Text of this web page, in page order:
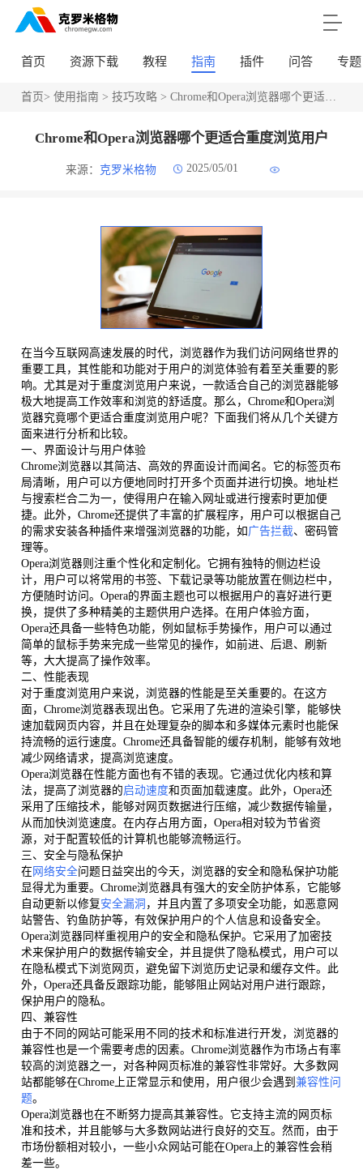
首页 资源下载 教程 指南 插件 问答 专题
首页> 使用指南 > 技巧攻略> Chrome和Opera浏览器哪个更适合重度浏览用户
Chrome和Opera浏览器哪个更适合重度浏览用户
来源： 克罗米格物 2025/05/01
在当今互联网高速发展的时代，浏览器作为我们访问网络世界的
重要工具，其性能和功能对于用户的浏览体验有着至关重要的影
响。尤其是对于重度浏览用户来说，一款适合自己的浏览器能够
极大地提高工作效率和浏览的舒适度。那么，Chrome和Opera浏
览器究竟哪个更适合重度浏览用户呢？下面我们将从几个关键方
面来进行分析和比较。
一、界面设计与用户体验
Chrome浏览器以其简洁、高效的界面设计而闻名。它的标签页布
局清晰，用户可以方便地同时打开多个页面并进行切换。地址栏
与搜索栏合二为一，使得用户在输入网址或进行搜索时更加便
捷。此外，Chrome还提供了丰富的扩展程序，用户可以根据自己
的需求安装各种插件来增强浏览器的功能，如广告拦截、密码管
理等。
Opera浏览器则注重个性化和定制化。它拥有独特的侧边栏设
计，用户可以将常用的书签、下载记录等功能放置在侧边栏中，
方便随时访问。Opera的界面主题也可以根据用户的喜好进行更
换，提供了多种精美的主题供用户选择。在用户体验方面，
Opera还具备一些特色功能，例如鼠标手势操作，用户可以通过
简单的鼠标手势来完成一些常见的操作，如前进、后退、刷新
等，大大提高了操作效率。
二、性能表现
对于重度浏览用户来说，浏览器的性能是至关重要的。在这方
面，Chrome浏览器表现出色。它采用了先进的渲染引擎，能够快
速加载网页内容，并且在处理复杂的脚本和多媒体元素时也能保
持流畅的运行速度。Chrome还具备智能的缓存机制，能够有效地
减少网络请求，提高浏览速度。
Opera浏览器在性能方面也有不错的表现。它通过优化内核和算
法，提高了浏览器的启动速度和页面加载速度。此外，Opera还
采用了压缩技术，能够对网页数据进行压缩，减少数据传输量，
从而加快浏览速度。在内存占用方面，Opera相对较为节省资
源，对于配置较低的计算机也能够流畅运行。
三、安全与隐私保护
在 网络安全问题日益突出的今天，浏览器的安全和隐私保护功能
显得尤为重要。Chrome浏览器具有强大的安全防护体系，它能够
自动更新以修复安全漏洞 ，并且内置了多项安全功能，如恶意网
站警告、钓鱼防护等，有效保护用户的个人信息和设备安全。
Opera浏览器同样重视用户的安全和隐私保护。它采用了加密技
术来保护用户的数据传输安全，并且提供了隐私模式，用户可以
在隐私模式下浏览网页，避免留下浏览历史记录和缓存文件。此
外，Opera还具备反跟踪功能，能够阻止网站对用户进行跟踪，
保护用户的隐私。
四、兼容性
由于不同的网站可能采用不同的技术和标准进行开发，浏览器的
兼容性也是一个需要考虑的因素。Chrome浏览器作为市场占有率
较高的浏览器之一，对各种网页标准的兼容性非常好。大多数网
站都能够在Chrome上正常显示和使用，用户很少会遇到 兼容性问
题。
Opera浏览器也在不断努力提高其兼容性。它支持主流的网页标
准和技术，并且能够与大多数网站进行良好的交互。然而，由于
市场份额相对较小，一些小众网站可能在Opera上的兼容性会稍
差一些。